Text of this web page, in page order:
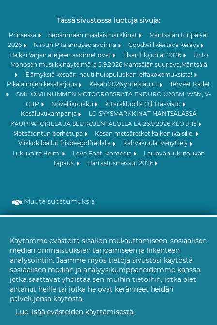
Tässä sivustossa luotuja sivuja:
Prinsessa Sepänmäen maalaismarkkinat
Mäntsälän toripäivät
2026
Kirvun Pitäjämuseo avoinna
Goodwill kiertävä keräys
Heikki Varjan ateljeen avoimet ovet
Elsan Elojuhlat 2026
Unto
Monosen musiikkinäytelmä la 5.9.2026 Mäntsälän suurlava,Mäntsälä
Elämyksiä kesään, nauti huippuluokan leffakokemuksista!
Pikalainojen kesätarjous
Kesän 2026 yhteislaulut
Terveet Kädet
SML XXVII NUMMEN MOTOCROSSRATA ENDURO U20SM, WSM, V-
CUP
Novellikoukku
Kitaraklubilla Olli Haavisto
Kesälukukampanja
LC-SYYSMARKKINAT MÄNTSÄLÄSSÄ
KAUPPATORILLA JA SEUROJENTALOLLA LA 26.9.2026 KLO 9-15
Metsätontun perhetupa
Kesän metsäretket kaiken ikäisille.
Viikkokilpailut frisbeegolfradalla
Kahvakuula+venyttely
Lukukoira Helmi
Love Boat -komedia
Laulavan lukutoukan
tapaus.
Harrastusmessut 2026
Muuta suostumuksia
Evästeet
Käytämme evästeitä sisällön mukauttamiseen, sosiaalisen
median ominaisuuksien tarjoamiseen ja liikenteen
analysointiin. Jaamme myös tietoja sivustosi käytöstä
sosiaalisen median ja analyysikumppaneidemme kanssa,
jotka saattavat yhdistää sen muihin tietoihin, jotka olet
antanut heille tai jotka he ovat keränneet heidän
palvelujensa käytöstä.
Lue lisää evästeiden käyttämisestä.